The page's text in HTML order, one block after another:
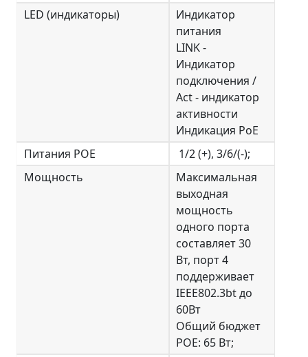
LED (индикаторы)
Индикатор
питания
LINK -
Индикатор
подключения /
Act - индикатор
активности
Индикация PoE
Питания POE
1/2 (+), 3/6/(-);
Мощность
Максимальная
выходная
мощность
одного порта
составляет 30
Вт, порт 4
поддерживает
IEEE802.3bt до
60Вт
Общий бюджет
POE: 65 Вт;